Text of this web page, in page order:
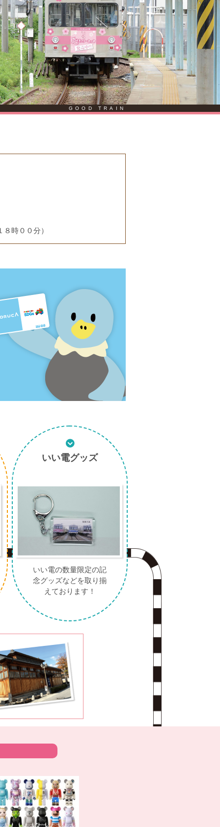
GOOD TRAIN
時００分）
いい電グッズ
いい電の数量限定の記
念グッズなどを取り揃
えております！